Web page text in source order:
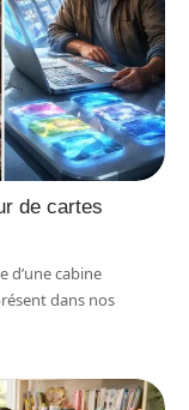
de cartes
d’une cabine
dans nos